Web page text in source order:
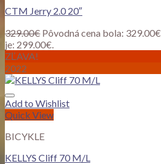
CTM Jerry 2.0 20″
329.00€ Pôvodná cena bola: 329.00€.
je: 299.00€.
ZĽAVA!
2022
Add to Wishlist
Quick View
BICYKLE
KELLYS Cliff 70 M/L